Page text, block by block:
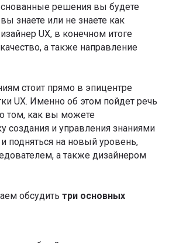
решения вы будете
знаете или не знаете как
UX, в конечном итоге
а также направление
стоит прямо в эпицентре
UX. Именно об этом пойдет речь
том, как вы можете
создания и управления знаниями
подняться на новый уровень,
а также дизайнером
обсудить три основных